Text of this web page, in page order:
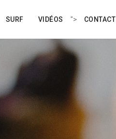
SURF VIDÉOS "> CONTACT